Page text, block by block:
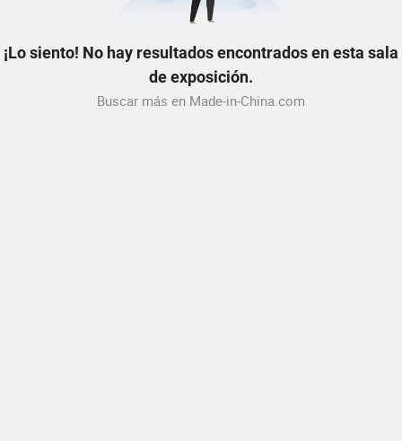
¡Lo siento! No hay resultados encontrados en esta sala
de exposición.
Buscar más en Made-in-China.com